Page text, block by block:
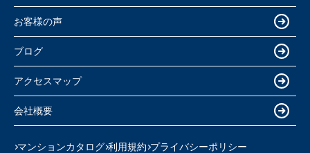
お客様の声
ブログ
アクセスマップ
会社概要
マンションカタログ 利用規約 プライバシーポリシー